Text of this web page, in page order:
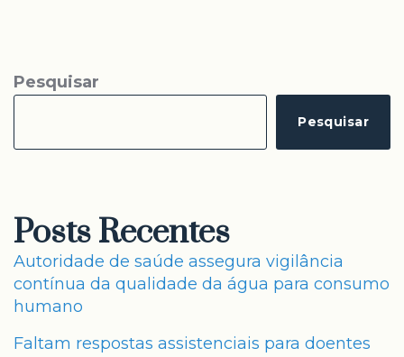
Pesquisar
Pesquisar
Posts Recentes
Autoridade de saúde assegura vigilância
contínua da qualidade da água para consumo
humano
Faltam respostas assistenciais para doentes